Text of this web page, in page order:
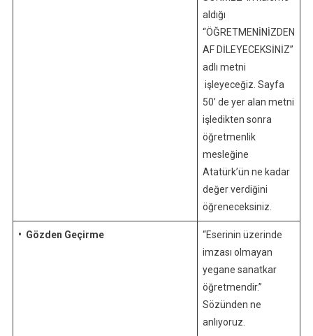
aldığı
“ÖĞRETMENİNİZDEN
AF DİLEYECEKSİNİZ”
adlı metni
işleyeceğiz. Sayfa
50’ de yer alan metni
işledikten sonra
öğretmenlik
mesleğine
Atatürk’ün ne kadar
değer verdiğini
öğreneceksiniz.
• Gözden Geçirme
“Eserinin üzerinde
imzası olmayan
yegane sanatkar
öğretmendir.”
Sözünden ne
anlıyoruz.